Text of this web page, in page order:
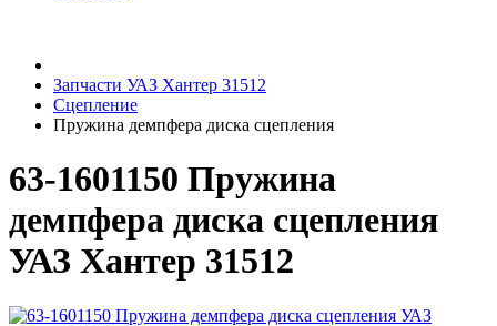
Запчасти УАЗ Хантер 31512
Сцепление
Пружина демпфера диска сцепления
63-1601150 Пружина
демпфера диска сцепления
УАЗ Хантер 31512